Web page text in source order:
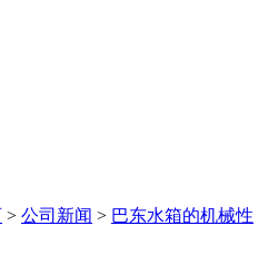
> 公司新闻 > 巴东水箱的机械性